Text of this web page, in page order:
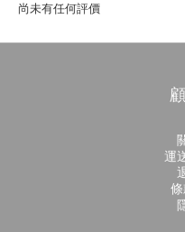
尚未有任何評價
運